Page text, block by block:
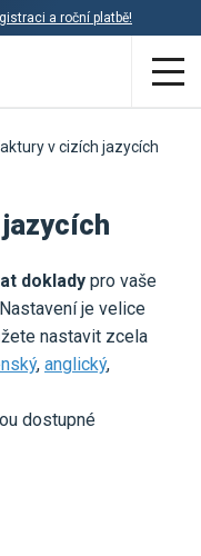
a roční platbě!
evidence
v cizích jazycích
doklady pro vaše
je velice
nastavit zcela
, anglický,
dostupné